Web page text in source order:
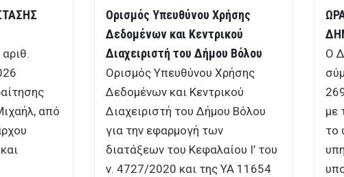
από
Ορισμός Υπευθύνου Χρήσης
Δεδομένων και Κεντρικού
Διαχειριστή του Δήμου Βόλου
Ορισμός Υπευθύνου Χρήσης
Δεδομένων και Κεντρικού
Διαχειριστή του Δήμου Βόλου
για την εφαρμογή των
διατάξεων του Κεφαλαίου Ι’ του
ν. 4727/2020 και της ΥΑ 11654
Ο
με
το